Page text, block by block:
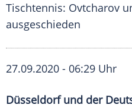
Tischtennis: Ovtcharov
ausgeschieden
27.09.2020 - 06:29 Uhr
Düsseldorf und der